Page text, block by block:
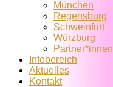
München
Regensburg
Schweinfurt
Würzburg
Partner*innen
Infobereich
Aktuelles
Kontakt